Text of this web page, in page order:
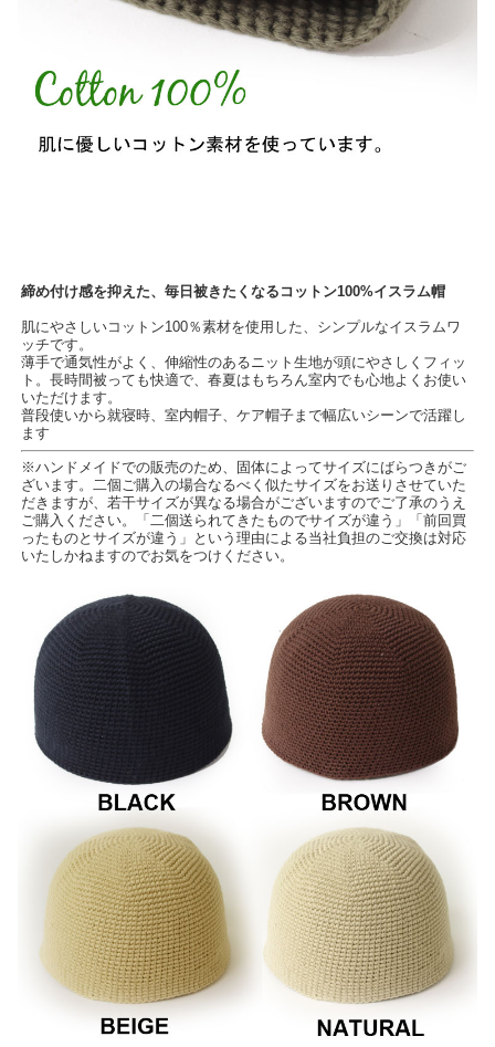
締め付け感を抑えた、毎日被きたくなるコットン100%イスラム帽
肌にやさしいコットン100％素材を使用した、シンプルなイスラムワ
ッチです。
薄手で通気性がよく、伸縮性のあるニット生地が頭にやさしくフィッ
ト。長時間被っても快適で、春夏はもちろん室内でも心地よくお使い
いただけます。
普段使いから就寝時、室内帽子、ケア帽子まで幅広いシーンで活躍し
ます
※ハンドメイドでの販売のため、固体によってサイズにばらつきがご
ざいます。二個ご購入の場合なるべく似たサイズをお送りさせていた
だきますが、若干サイズが異なる場合がございますのでご了承のうえ
ご購入ください。「二個送られてきたものでサイズが違う」「前回買
ったものとサイズが違う」という理由による当社負担のご交換は対応
いたしかねますのでお気をつけください。